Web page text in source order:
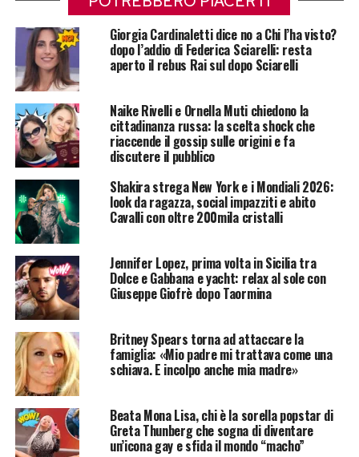
Giorgia Cardinaletti dice no a Chi l’ha visto?
dopo l’addio di Federica Sciarelli: resta
aperto il rebus Rai sul dopo Sciarelli
Naike Rivelli e Ornella Muti chiedono la
cittadinanza russa: la scelta shock che
riaccende il gossip sulle origini e fa
discutere il pubblico
Shakira strega New York e i Mondiali 2026:
look da ragazza, social impazziti e abito
Cavalli con oltre 200mila cristalli
Jennifer Lopez, prima volta in Sicilia tra
Dolce e Gabbana e yacht: relax al sole con
Giuseppe Giofrè dopo Taormina
Britney Spears torna ad attaccare la
famiglia: «Mio padre mi trattava come una
schiava. E incolpo anche mia madre»
Beata Mona Lisa, chi è la sorella popstar di
Greta Thunberg che sogna di diventare
un’icona gay e sfida il mondo “macho”